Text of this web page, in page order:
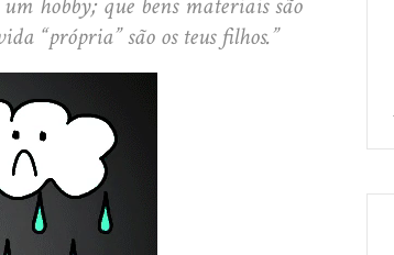
“própria” são os teus filhos.”